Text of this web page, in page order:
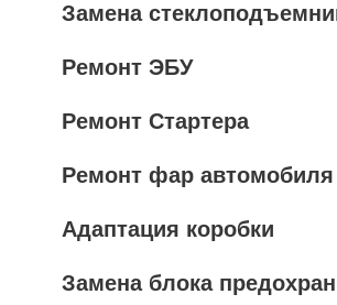
Замена
Ремонт ЭБУ
Ремонт Стартера
Ремонт фар автомобиля
Адаптация коробки
Замена блока